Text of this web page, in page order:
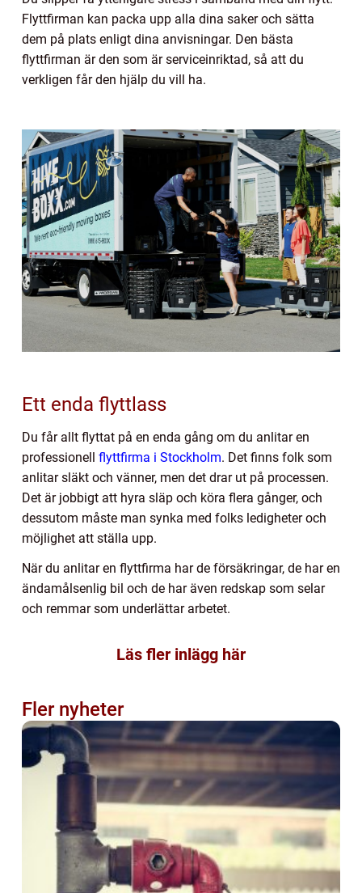
Flyttfirman kan packa upp alla dina saker och sätta
dem på plats enligt dina anvisningar. Den bästa
flyttfirman är den som är serviceinriktad, så att du
verkligen får den hjälp du vill ha.
Ett enda flyttlass
Du får allt flyttat på en enda gång om du anlitar en
professionell
flyttfirma i Stockholm. Det finns folk som
anlitar släkt och vänner, men det drar ut på processen.
Det är jobbigt att hyra släp och köra flera gånger, och
dessutom måste man synka med folks ledigheter och
möjlighet att ställa upp.
När du anlitar en flyttfirma har de försäkringar, de har en
ändamålsenlig bil och de har även redskap som selar
och remmar som underlättar arbetet.
Läs fler inlägg här
Fler nyheter